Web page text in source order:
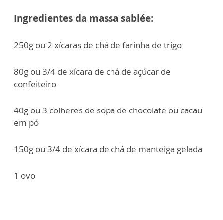
Ingredientes da massa sablée:
250g ou 2 xícaras de chá de farinha de trigo
80g ou 3/4 de xícara de chá de açúcar de
confeiteiro
40g ou 3 colheres de sopa de chocolate ou cacau
em pó
150g ou 3/4 de xícara de chá de manteiga gelada
1 ovo